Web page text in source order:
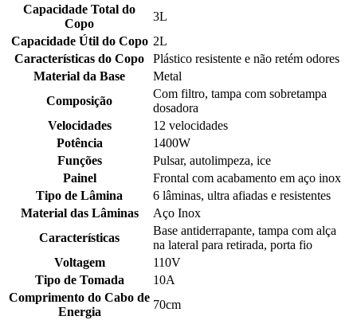
Capacidade Total do
Copo
3L
Capacidade Útil do Copo 2L
Características do Copo
Plástico resistente e não retém odores
Material da Base
Metal
Composição
Com filtro, tampa com sobretampa
dosadora
Velocidades
12 velocidades
Potência
1400W
Funções
Pulsar, autolimpeza, ice
Painel
Frontal com acabamento em aço inox
Tipo de Lâmina
6 lâminas, ultra afiadas e resistentes
Material das Lâminas
Aço Inox
Características
Base antiderrapante, tampa com alça
na lateral para retirada, porta fio
Voltagem
110V
Tipo de Tomada
10A
Comprimento do Cabo de
Energia
70cm